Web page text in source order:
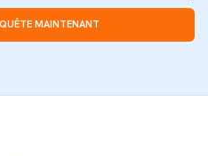
MAINTENANT